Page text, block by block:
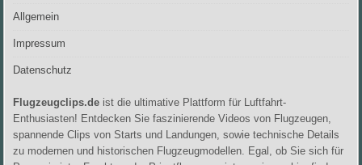
Allgemein
Impressum
Datenschutz
Flugzeugclips.de ist die ultimative Plattform für Luftfahrt-
Enthusiasten! Entdecken Sie faszinierende Videos von Flugzeugen,
spannende Clips von Starts und Landungen, sowie technische Details
zu modernen und historischen Flugzeugmodellen. Egal, ob Sie sich für